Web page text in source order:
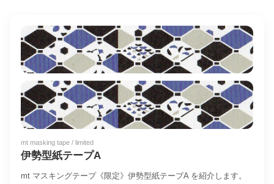
mt masking tape / limited
伊勢型紙テープA
mt マスキングテープ《限定》伊勢型紙テープA を紹介します。